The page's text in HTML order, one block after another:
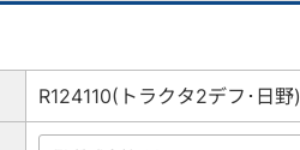
R124110(トラクタ2デフ･日野)